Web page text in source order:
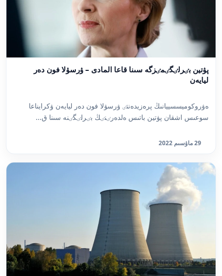
پۋتين بٸرلٸگٸمٸزگە سىنا قاعا المادى – ۋرسۋلا فون دەر
ليايەن
ەۋروكوميسسييانىڭ پرەزيدەنتٸ ۋرسۋلا فون دەر ليايەن ۋكرايناعا
سوعىس اشقان پۋتين باتىس ەلدەرٸنٸڭ بٸرلٸگٸنە سىنا ق...
29 ماۋسىم 2022